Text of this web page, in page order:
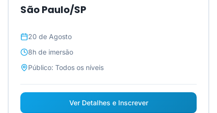
São Paulo/SP
20 de Agosto
8h de imersão
Público: Todos os níveis
Ver Detalhes e Inscrever